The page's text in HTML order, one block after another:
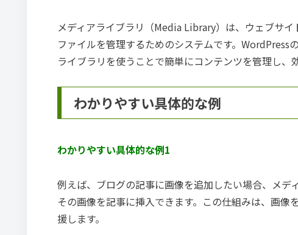
メディアライブラリ（Media Library）は、ウェブサ
ファイルを管理するためのシステムです。WordPress
ライブラリを使うことで簡単にコンテンツを管理し、
わかりやすい具体的な例
わかりやすい具体的な例1
例えば、ブログの記事に画像を追加したい場合、メ
その画像を記事に挿入できます。この仕組みは、画
援します。